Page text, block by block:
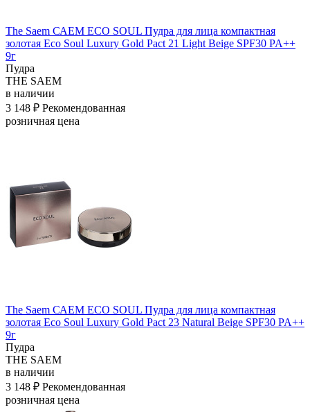
The Saem САЕМ ECO SOUL Пудра для лица компактная
золотая Eco Soul Luxury Gold Pact 21 Light Beige SPF30 PA++
9г
Пудра
THE SAEM
в наличии
3 148 ₽ Рекомендованная
розничная цена
The Saem САЕМ ECO SOUL Пудра для лица компактная
золотая Eco Soul Luxury Gold Pact 23 Natural Beige SPF30 PA++
9г
Пудра
THE SAEM
в наличии
3 148 ₽ Рекомендованная
розничная цена